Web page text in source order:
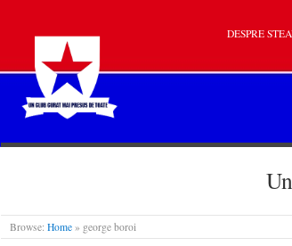
STEAUA LIBERĂ
DESPRE
Browse: Home » george boroi